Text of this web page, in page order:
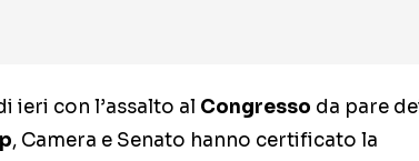
ieri con l’assalto al Congresso da pare
, Camera e Senato hanno certificato la